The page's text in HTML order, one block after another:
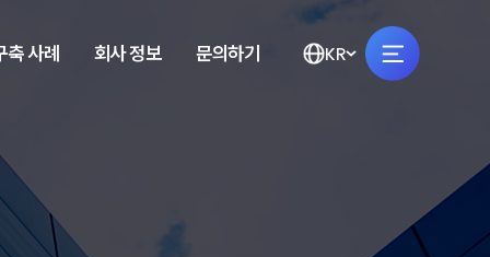
축 사례 회사 정보 문의하기 KR